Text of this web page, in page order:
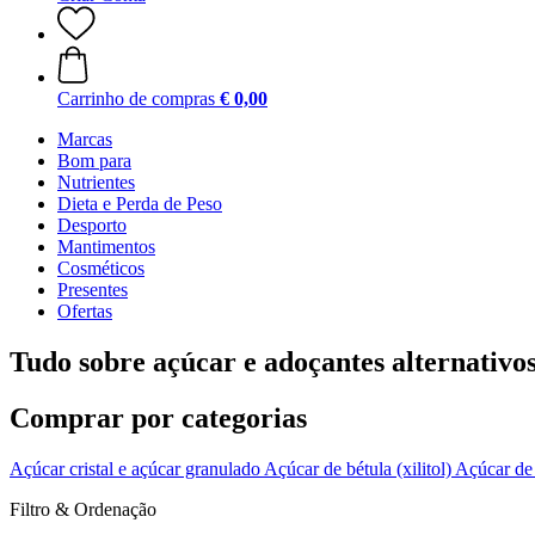
Carrinho de compras € 0,00
Marcas
Bom para
Nutrientes
Dieta e Perda de Peso
Desporto
Mantimentos
Cosméticos
Presentes
Ofertas
Tudo sobre açúcar e adoçantes
Comprar por categorias
Açúcar cristal e açúcar granulado Açúcar de bétula (xilitol) Açúcar de
Filtro & Ordenação